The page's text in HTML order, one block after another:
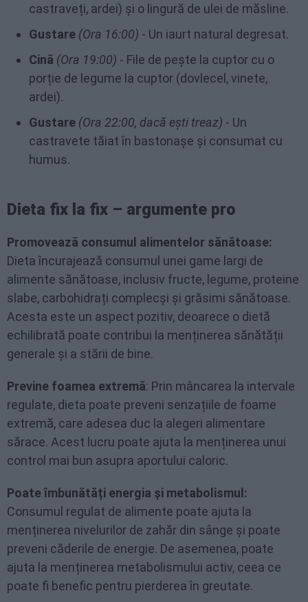
castraveți, ardei) și o lingură de ulei de măsline.
Gustare (Ora 16:00) - Un iaurt natural degresat.
Cină (Ora 19:00) - File de pește la cuptor cu o
porție de legume la cuptor (dovlecel, vinete,
ardei).
Gustare (Ora 22:00, dacă ești treaz) - Un
castravete tăiat în bastonașe și consumat cu
humus.
Dieta fix la fix – argumente pro
Promovează consumul alimentelor sănătoase:
Dieta încurajează consumul unei game largi de
alimente sănătoase, inclusiv fructe, legume, proteine
slabe, carbohidrați complecși și grăsimi sănătoase.
Acesta este un aspect pozitiv, deoarece o dietă
echilibrată poate contribui la menținerea sănătății
generale și a stării de bine.
Previne foamea extremă: Prin mâncarea la intervale
regulate, dieta poate preveni senzațiile de foame
extremă, care adesea duc la alegeri alimentare
sărace. Acest lucru poate ajuta la menținerea unui
control mai bun asupra aportului caloric.
Poate îmbunătăți energia și metabolismul:
Consumul regulat de alimente poate ajuta la
menținerea nivelurilor de zahăr din sânge și poate
preveni căderile de energie. De asemenea, poate
ajuta la menținerea metabolismului activ, ceea ce
poate fi benefic pentru pierderea în greutate.